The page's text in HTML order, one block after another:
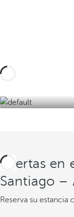
Ofertas en
Santiago –
Reserva su estancia